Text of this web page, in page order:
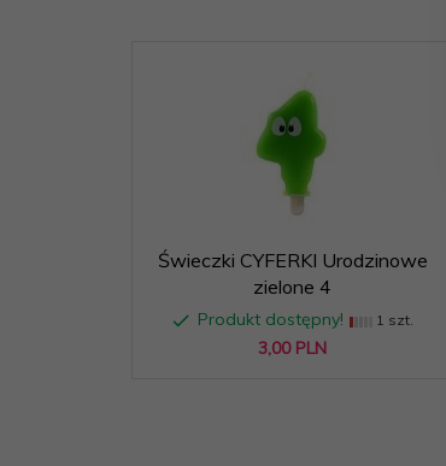
Świeczki CYFERKI Urodzinowe
zielone 4
Produkt dostępny! 1 szt.
3,00 PLN